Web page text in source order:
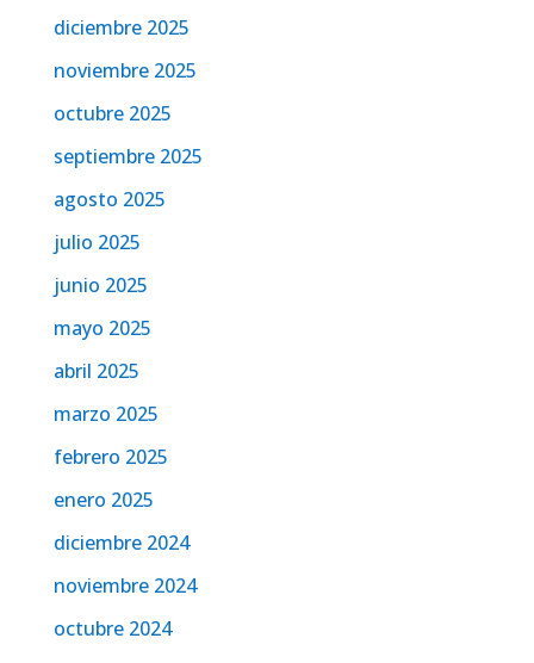
diciembre 2025
noviembre 2025
octubre 2025
septiembre 2025
agosto 2025
julio 2025
junio 2025
mayo 2025
abril 2025
marzo 2025
febrero 2025
enero 2025
diciembre 2024
noviembre 2024
octubre 2024